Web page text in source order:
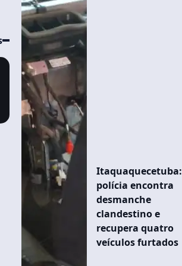
Itaquaquecetuba:
polícia encontra
desmanche
clandestino e
recupera quatro
veículos furtados